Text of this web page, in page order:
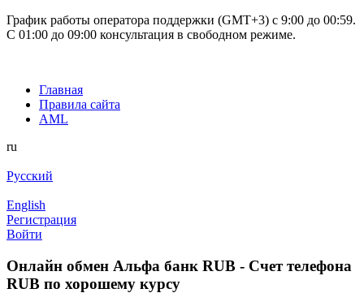
График работы оператора поддержки (GMT+3) c 9:00 до 00:59.
С 01:00 до 09:00 консультация в свободном режиме.
Главная
Правила сайта
AML
ru
Русский
English
Регистрация
Войти
Онлайн обмен Альфа банк RUB - Счет телефона
RUB по хорошему курсу